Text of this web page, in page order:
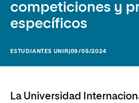
competiciones y
específicos
ESTUDIANTES UNIR |09/05/2024
La Universidad